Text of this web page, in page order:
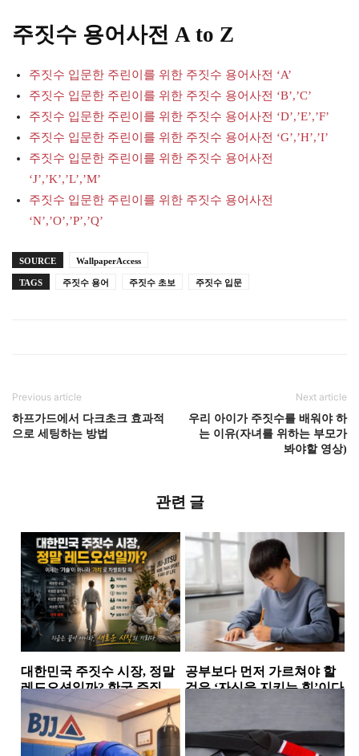
주짓수 용어사전 A to Z
주짓수 입문한 주린이를 위한 주짓수 용어사전 ‘A’
주짓수 입문한 주린이를 위한 주짓수 용어사전 ‘B’,’C’
주짓수 입문한 주린이를 위한 주짓수 용어사전 ‘D’,’E’,’F’
주짓수 입문한 주린이를 위한 주짓수 용어사전 ‘G’,’H’,’I’
주짓수 입문한 주린이를 위한 주짓수 용어사전
‘J’,’K’,’L’,’M’
주짓수 입문한 주린이를 위한 주짓수 용어사전
‘N’,’O’,’P’,’Q’
SOURCE WallpaperAccess
TAGS 주짓수 용어 주짓수 초보 주짓수 입문
Previous article
하프가드에서 다크초크 효과적
으로 세팅하는 방법
Next article
우리 아이가 주짓수를 배워야 하
는 이유(자녀를 위하는 부모가
봐야할 영상)
관련 글
대한민국 주짓수 시장, 정말
레드오션일까? 한국 주짓수
시장에서 살아남는 체육관
들의 공통점
소식
공부보다 먼저 가르쳐야 할
것은 ‘자신을 지키는 힘’이다